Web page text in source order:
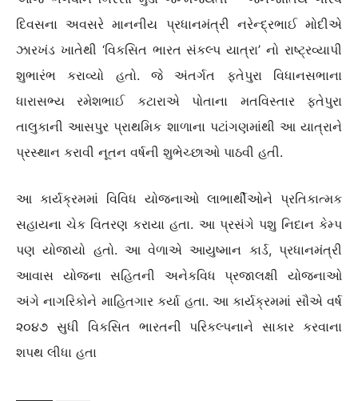
દિવસના અવસરે માનનીય પ્રધાનમંત્રી નરેન્દ્રભાઈ મોદીએ
ઝારખંડ ખાતેથી ‘વિકસિત ભારત સંકલ્પ યાત્રા’ નો રાષ્ટ્રવ્યાપી
શુભારંભ કરાવ્યો હતો. જે અંતર્ગત ફતેપુરા વિધાનસભાના
ધારાસભ્ય રમેશભાઈ કટારાએ પોતાના મતવિસ્તાર ફતેપુરા
તાલુકાની આસપુર પ્રાથમિક શાળાના પટાંગણમાંથી આ યાત્રાને
પ્રસ્થાન કરાવી નૂતન વર્ષની શુભેચ્છાઓ પાઠવી હતી.
આ કાર્યક્રમમાં વિવિધ યોજનાઓ લાભાર્થીઓને પ્રતિકાત્મક
સહાયના ચેક વિતરણ કરાયા હતા. આ પ્રસંગે પશુ નિદાન કેમ્પ
પણ યોજાયો હતો. આ વેળાએ આયુષ્માન કાર્ડ, પ્રધાનમંત્રી
આવાસ યોજના સહિતની અનેકવિધ પ્રજાલક્ષી યોજનાઓ
અંગે નાગરિકોને માહિતગાર કર્યા હતા. આ કાર્યક્રમમાં સૌએ વર્ષ
૨૦૪૭ સુધી વિકસિત ભારતની પરિકલ્પનાને સાકાર કરવાના
શપથ લીધા હતા